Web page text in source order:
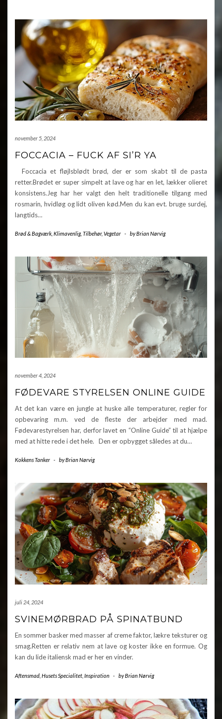
november 5, 2024
FOCCACIA – FUCK AF SI’R YA
Foccacia et fløjlsblødt brød, der er som skabt til de pasta
retter.Brødet er super simpelt at lave og har en let, lækker olieret
konsistens.Jeg har her valgt den helt traditionelle tilgang med
rosmarin, hvidløg og lidt oliven kød.Men du kan evt. bruge surdej,
langtids…
Brød & Bagværk Klimavenlig, Tilbehør, Vegetar - byBrian Nørvig
november 4, 2024
FØDEVARE STYRELSEN ONLINE GUIDE
At det kan være en jungle at huske alle temperaturer, regler for
opbevaring m.m. ved de fleste der arbejder med mad.
Fødevarestyrelsen har, derfor lavet en “Online Guide” til at hjælpe
med at hitte rede i det hele. Den er opbygget således at du…
Kokkens Tanker - byBrian Nørvig
juli 24, 2024
SVINEMØRBRAD PÅ SPINATBUND
En sommer basker med masser af creme faktor, lækre teksturer og
smag.Retten er relativ nem at lave og koster ikke en formue. Og
kan du lide italiensk mad er her en vinder.
Aftensmad Husets Specialitet Inspiration - byBrian Nørvig